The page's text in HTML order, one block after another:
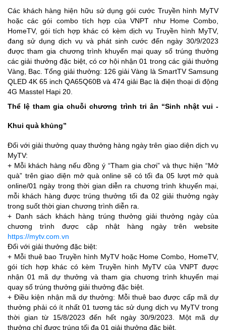
Các khách hàng hiện hữu sử dụng gói cước Truyền hình MyTV
hoặc các gói combo tích hợp của VNPT như Home Combo,
HomeTV, gói tích hợp khác có kèm dịch vụ Truyền hình MyTV,
đang sử dụng dịch vụ và phát sinh cước đến ngày 30/9/2023
được tham gia chương trình khuyến mại quay số trúng thưởng
các giải thưởng đặc biệt, có cơ hội nhận 01 trong các giải thưởng
Vàng, Bạc. Tổng giải thưởng: 126 giải Vàng là SmartTV Samsung
QLED 4K 65 inch QA65Q60B và 474 giải Bạc là điện thoại di động
4G Masstel Hapi 20.
Thể lệ tham gia chuỗi chương trình tri ân “Sinh nhật vui -
Khui quà khủng”
Đối với giải thưởng quay thưởng hàng ngày trên giao diện dịch vụ
MyTV:
+ Mỗi khách hàng nếu đồng ý “Tham gia chơi” và thực hiện “Mở
quà” trên giao diện mở quà online sẽ có tối đa 05 lượt mở quà
online/01 ngày trong thời gian diễn ra chương trình khuyến mại,
mỗi khách hàng được trúng thưởng tối đa 02 giải thưởng ngày
trong suốt thời gian chương trình diễn ra.
+ Danh sách khách hàng trúng thưởng giải thưởng ngày của
chương trình được cập nhật hàng ngày trên website
https://mytv.com.vn
Đối với giải thưởng đặc biệt:
+ Mỗi thuê bao Truyền hình MyTV hoặc Home Combo, HomeTV,
gói tích hợp khác có kèm Truyền hình MyTV của VNPT được
nhận 01 mã dự thưởng và tham gia chương trình khuyến mại
quay số trúng thưởng giải thưởng đặc biệt.
+ Điều kiện nhận mã dự thưởng: Mỗi thuê bao được cấp mã dự
thưởng phải có ít nhất 01 tương tác sử dụng dịch vụ MyTV trong
thời gian từ 15/8/2023 đến hết ngày 30/9/2023. Một mã dự
thưởng chỉ được trúng tối đa 01 giải thưởng đặc biệt.